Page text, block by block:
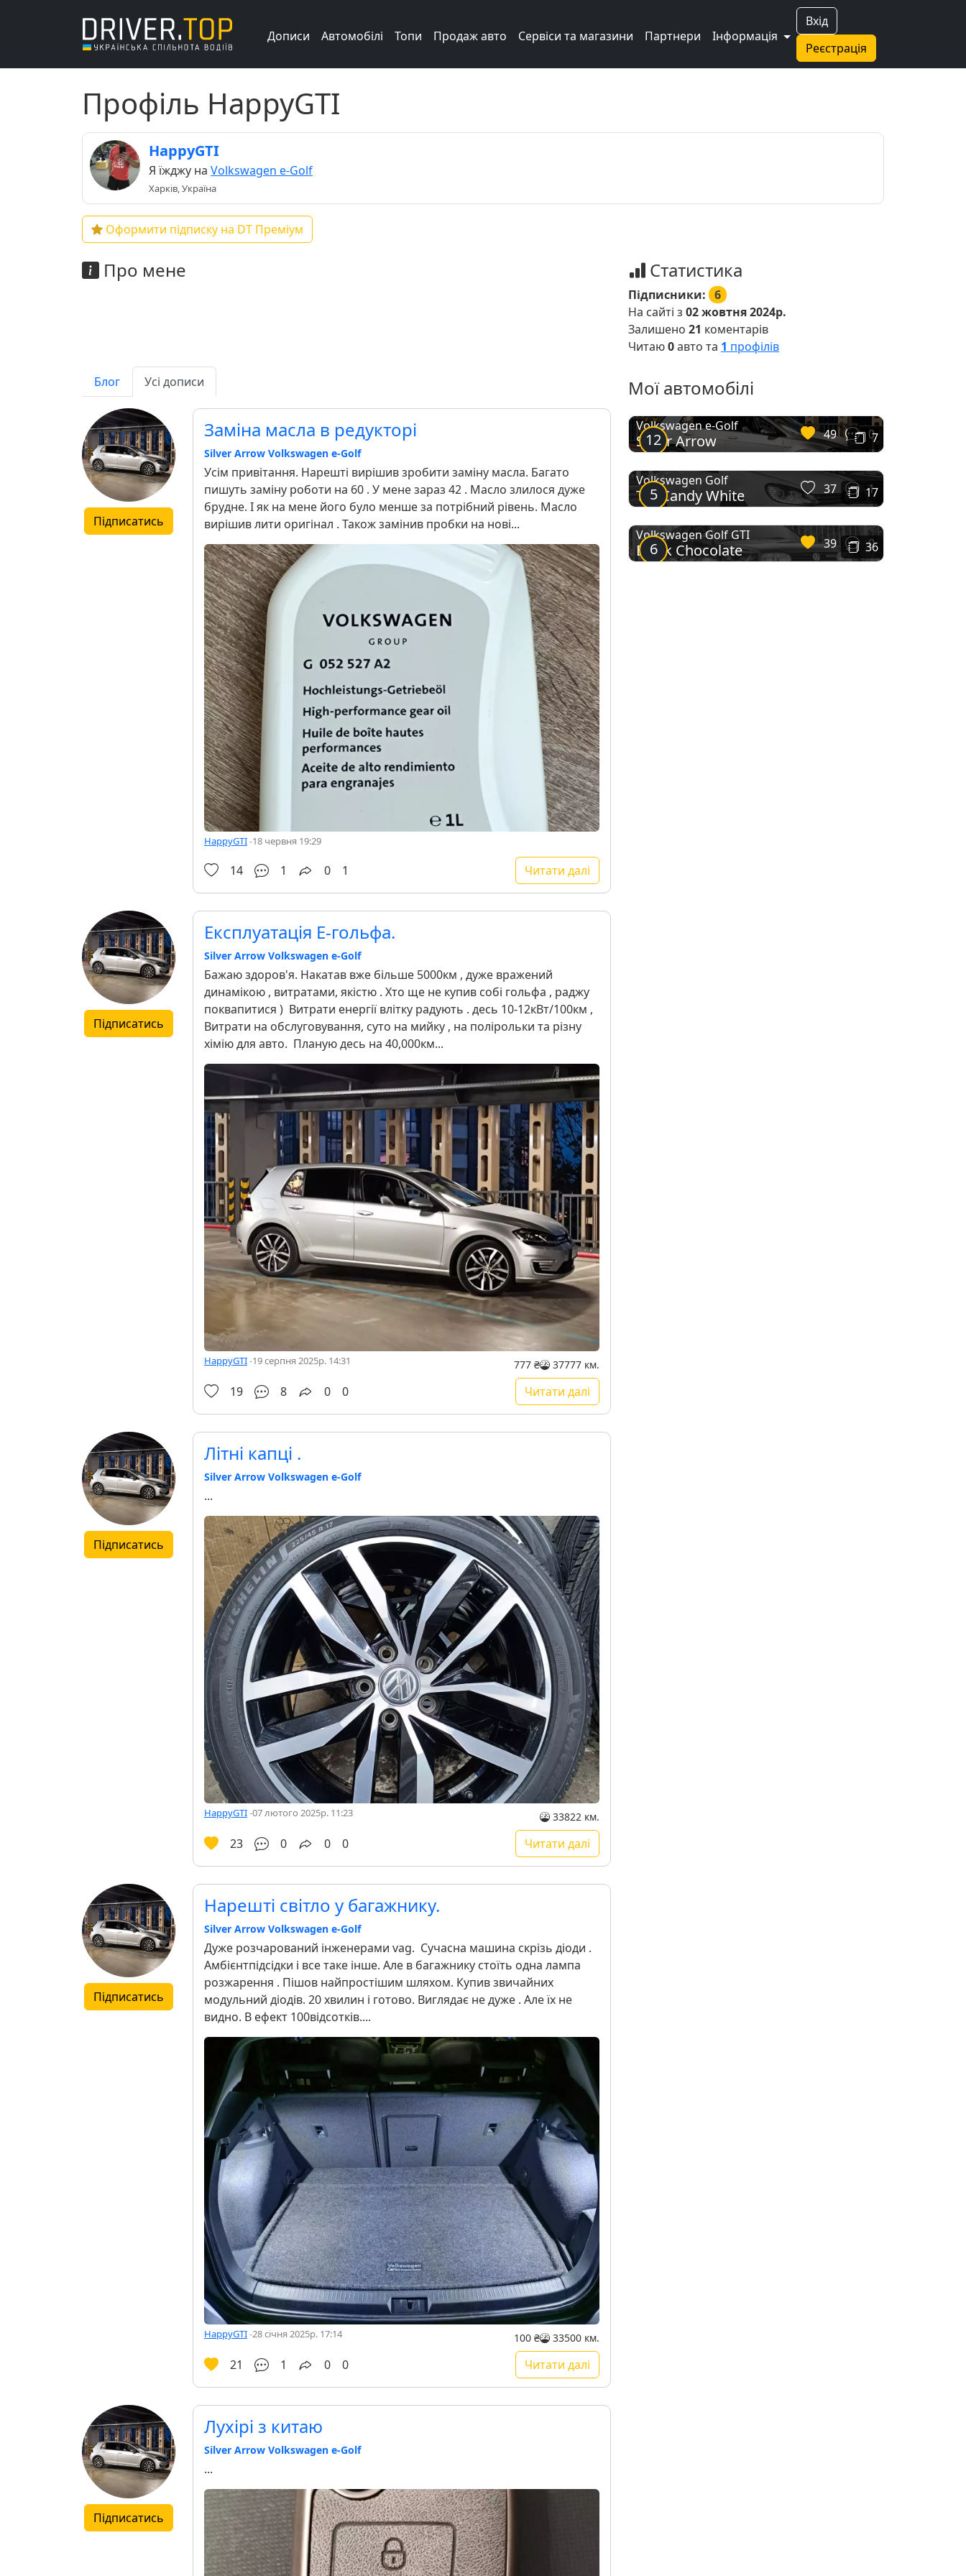
Вхід
Реєстрація
Дописи Автомобілі Топи Продаж авто Сервіси та магазини Партнери Інформація
Профіль HappyGTI
HappyGTI
Я їжджу на Volkswagen e-Golf
Харків, Україна
Оформити підписку на DT Преміум
Про мене Статистика
Підписники: 6
На сайті з 02 жовтня 2024р.
Залишено 21 коментарів
Читаю0авто та 1 профілів
Блог Усі дописи
Підписатись
Заміна масла в редукторі
Silver Arrow Volkswagen e-Golf
Усім привітання. Нарешті вирішив зробити заміну масла. Багато
пишуть заміну роботи на 60 . У мене зараз 42 . Масло злилося дуже
брудне. І як на мене його було менше за потрібний рівень. Масло
вирішив лити оригінал . Також замінив пробки на нові...
HappyGTI-18 червня 19:29
14 1 0 1 Читати далі
Підписатись
Експлуатація Е-гольфа.
Silver Arrow Volkswagen e-Golf
Бажаю здоров'я. Накатав вже більше 5000км , дуже вражений
динамікою , витратами, якістю . Хто ще не купив собі гольфа , раджу
поквапитися ) Витрати енергії влітку радують . десь 10-12кВт/100км ,
Витрати на обслуговування, суто на мийку , на полірольки та різну
хімію для авто. Планую десь на 40,000км...
HappyGTI-19 серпня 2025р. 14:31 777 ₴ 37777 км.
19 8 0 0 Читати далі
Підписатись
Літні капці .
Silver Arrow Volkswagen e-Golf
...
HappyGTI-07 лютого 2025р. 11:23 33822 км.
23 0 0 0 Читати далі
Підписатись
Нарешті світло у багажнику.
Silver Arrow Volkswagen e-Golf
Дуже розчарований інженерами vag. Сучасна машина скрізь діоди .
Амбієнтпідсідки і все таке інше. Але в багажнику стоїть одна лампа
розжарення . Пішов найпростішим шляхом. Купив звичайних
модульний діодів. 20 хвилин і готово. Виглядає не дуже . Але їх не
видно. В ефект 100відсотків....
HappyGTI-28 січня 2025р. 17:14 100 ₴ 33500 км.
21 1 0 0 Читати далі
Підписатись
Лухірі з китаю
Silver Arrow Volkswagen e-Golf
...
Мої автомобілі
12 7
Volkswagen e-Golf
Silver Arrow 49 0
5 17
Volkswagen Golf
TSI Candy White 37 1
6 36
Volkswagen Golf GTI
Black Chocolate 39 0